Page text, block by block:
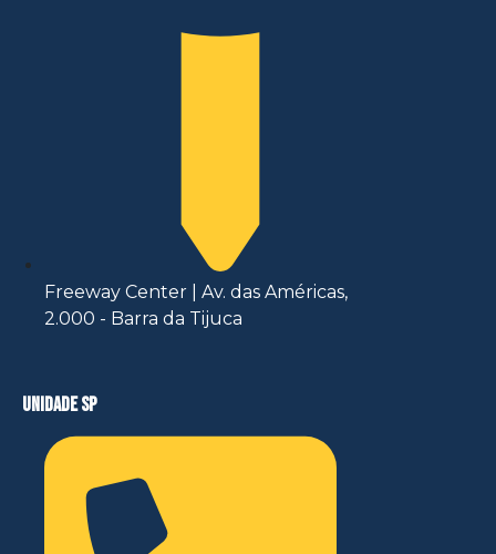
Freeway Center | Av. das Américas,
2.000 - Barra da Tijuca
unidade sp